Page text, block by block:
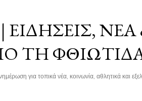
ΝΈΑ
ΤΗ
για τοπικά νέα, κοινωνία, αθλητικά και